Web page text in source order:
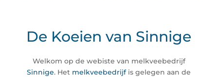
De Koeien van Sinnige
Welkom op de webiste van melkveebedrijf
Sinnige. Het melkveebedrijfis gelegen aan de